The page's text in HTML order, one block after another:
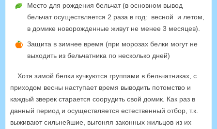
Место для рождения бельчат (в основном вывод
бельчат осуществляется 2 раза в год: весной и летом,
в домике новорожденные живут не менее 3 месяцев).
Защита в зимнее время (при морозах белки могут не
выходить из бельчатника по несколько дней)
Хотя зимой белки кучкуются группами в бельчатниках, с
приходом весны наступает время выводить потомство и
каждый зверек старается соорудить свой домик. Как раз в
данный период и осуществляется естественный отбор, т.к.
выживают сильнейшие, выгоняя законных жильцов из их